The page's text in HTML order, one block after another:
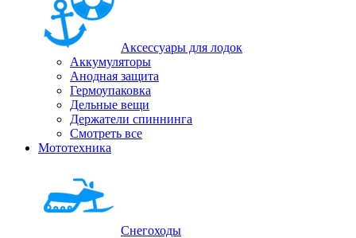
Аксессуары для лодок
Аккумуляторы
Анодная защита
Гермоупаковка
Дельные вещи
Держатели спиннинга
Смотреть все
Мототехника
Снегоходы